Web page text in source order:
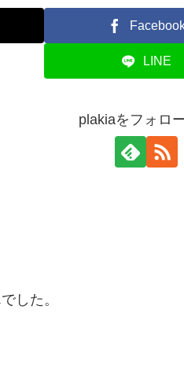
LINE
plakiaをフォロ
した。